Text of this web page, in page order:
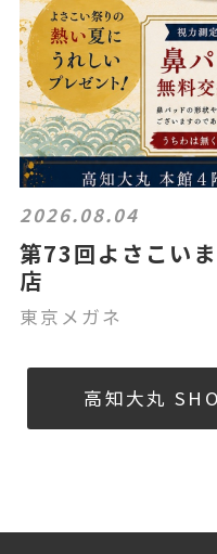
2026.08.04
第73回よさこい
店
東京メガネ
高知大丸